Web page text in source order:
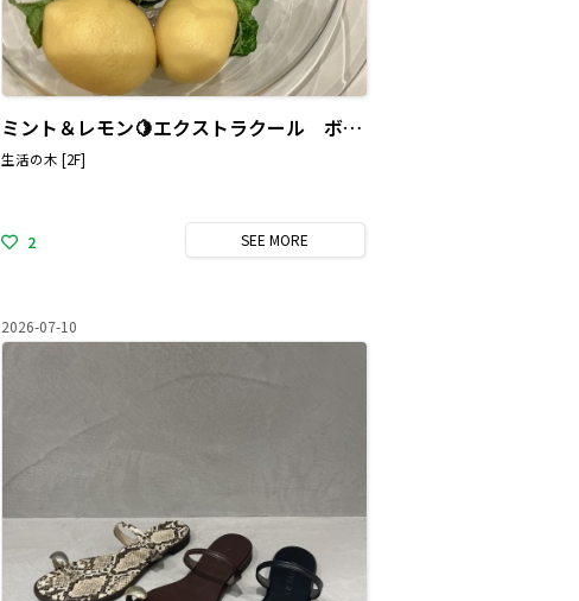
ミント＆レモン🍋エクストラクール ボディースクラブ
生活の木 [2F]
2 SEEMORE
2026-07-10